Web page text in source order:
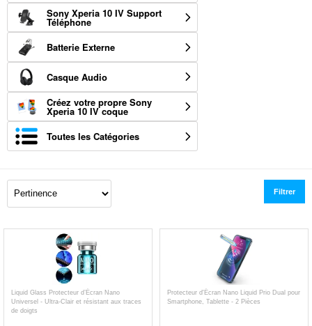
Sony Xperia 10 IV Support
Téléphone
Batterie Externe
Casque Audio
Créez votre propre Sony
Xperia 10 IV coque
Toutes les Catégories
Filtrer
Liquid Glass Protecteur d’Écran Nano
Universel - Ultra-Clair et résistant aux traces
de doigts
Protecteur d'Écran Nano Liquid Prio Dual pour
Smartphone, Tablette - 2 Pièces